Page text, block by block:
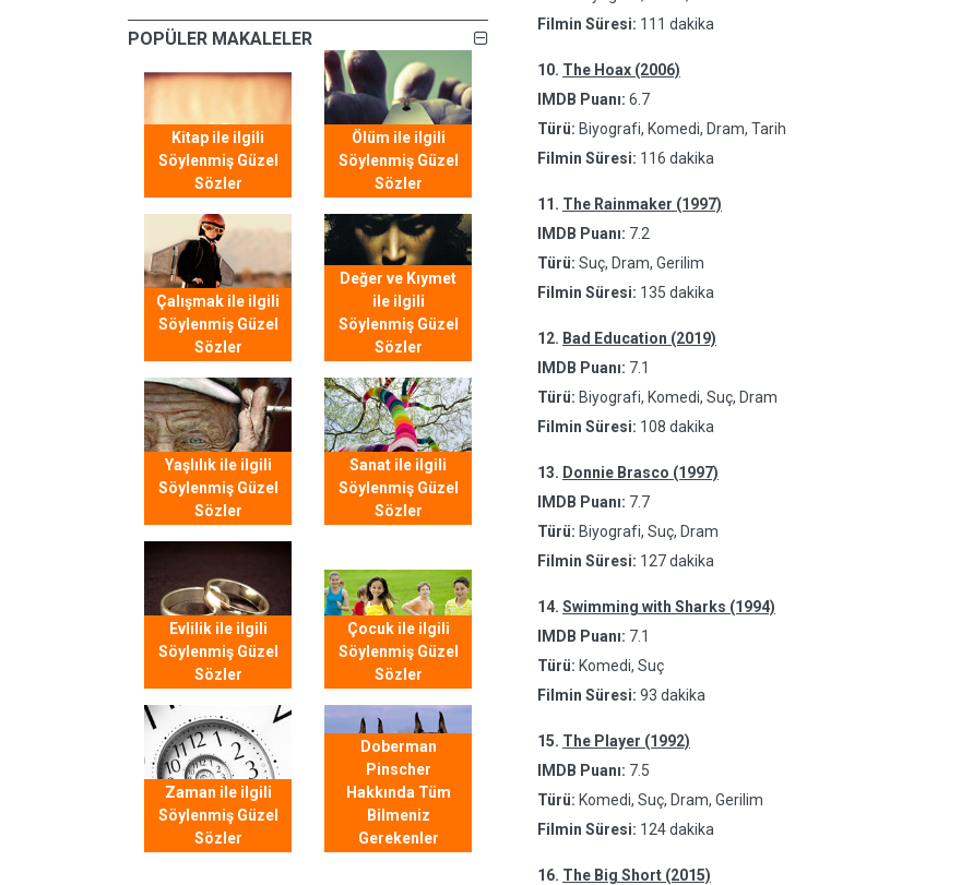
POPÜLER MAKALELER
Kitap ile ilgili
Söylenmiş Güzel
Sözler
Ölüm ile ilgili
Söylenmiş Güzel
Sözler
Çalışmak ile ilgili
Söylenmiş Güzel
Sözler
Değer ve Kıymet
ile ilgili
Söylenmiş Güzel
Sözler
Yaşlılık ile ilgili
Söylenmiş Güzel
Sözler
Sanat ile ilgili
Söylenmiş Güzel
Sözler
Evlilik ile ilgili
Söylenmiş Güzel
Sözler
Çocuk ile ilgili
Söylenmiş Güzel
Sözler
Zaman ile ilgili
Söylenmiş Güzel
Sözler
Doberman
Pinscher
Hakkında Tüm
Bilmeniz
Gerekenler
Filmin Süresi: 111 dakika
10. The Hoax (2006)
IMDB Puanı: 6.7
Türü: Biyografi, Komedi, Dram, Tarih
Filmin Süresi: 116 dakika
11. The Rainmaker (1997)
IMDB Puanı: 7.2
Türü: Suç, Dram, Gerilim
Filmin Süresi: 135 dakika
12. Bad Education (2019)
IMDB Puanı: 7.1
Türü: Biyografi, Komedi, Suç, Dram
Filmin Süresi: 108 dakika
13. Donnie Brasco (1997)
IMDB Puanı: 7.7
Türü: Biyografi, Suç, Dram
Filmin Süresi: 127 dakika
14. Swimming with Sharks (1994)
IMDB Puanı: 7.1
Türü: Komedi, Suç
Filmin Süresi: 93 dakika
15. The Player (1992)
IMDB Puanı: 7.5
Türü: Komedi, Suç, Dram, Gerilim
Filmin Süresi: 124 dakika
16. The Big Short (2015)